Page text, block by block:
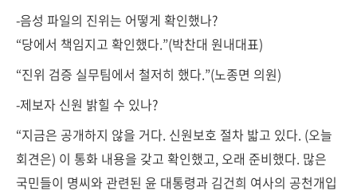
-음성 파일의 진위는 어떻게 확인했나?
“당에서 책임지고 확인했다.”(박찬대 원내대표)
“진위 검증 실무팀에서 철저히 했다.”(노종면 의원)
-제보자 신원 밝힐 수 있나?
“지금은 공개하지 않을 거다. 신원보호 절차 밟고 있다. (오늘
회견은) 이 통화 내용을 갖고 확인했고, 오래 준비했다. 많은
국민들이 명씨와 관련된 윤 대통령과 김건희 여사의 공천개입